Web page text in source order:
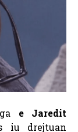
e Jaredit
iu drejtuan